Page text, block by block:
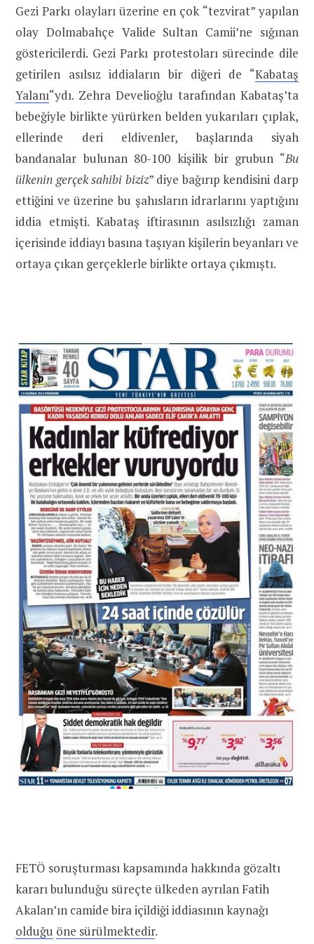
Gezi Parkı olayları üzerine en çok “tezvirat” yapılan
olay Dolmabahçe Valide Sultan Camii’ne sığınan
göstericilerdi. Gezi Parkı protestoları sürecinde dile
getirilen asılsız iddiaların bir diğeri de “Kabataş
Yalanı“ydı. Zehra Develioğlu tarafından Kabataş’ta
bebeğiyle birlikte yürürken belden yukarıları çıplak,
ellerinde deri eldivenler, başlarında siyah
bandanalar bulunan 80-100 kişilik bir grubun “Bu
ülkenin gerçek sahibi biziz” diye bağırıp kendisini darp
ettiğini ve üzerine bu şahısların idrarlarını yaptığını
iddia etmişti. Kabataş iftirasının asılsızlığı zaman
içerisinde iddiayı basına taşıyan kişilerin beyanları ve
ortaya çıkan gerçeklerle birlikte ortaya çıkmıştı.
FETÖ soruşturması kapsamında hakkında gözaltı
kararı bulunduğu süreçte ülkeden ayrılan Fatih
Akalan’ın camide bira içildiği iddiasının kaynağı
olduğu öne sürülmektedir.